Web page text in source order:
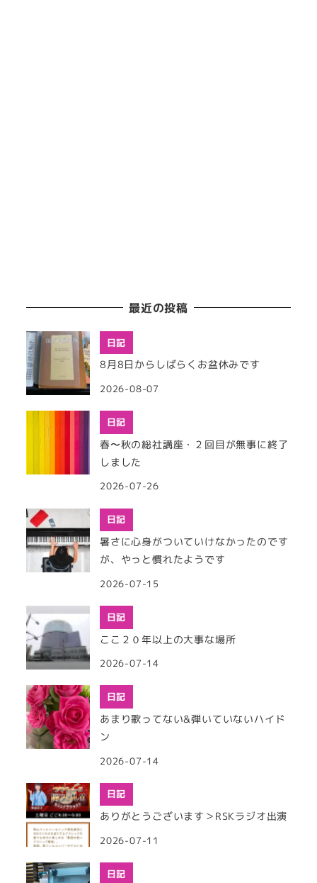
最近の投稿
日記
8月8日からしばらくお盆休みです
2026-08-07
日記
春〜秋の総社講座・２回目が無事に終了
しました
2026-07-26
日記
暑さに心身がついていけなかったのです
が、やっと慣れたようです
2026-07-15
日記
ここ２０年以上の大事な場所
2026-07-14
日記
あまり歌ってない&弾いていないハイド
ン
2026-07-14
日記
ありがとうございます＞RSKラジオ出演
2026-07-11
日記